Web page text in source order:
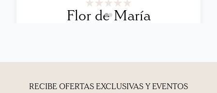
Flor de María
RECIBE OFERTAS EXCLUSIVAS Y EVENTOS